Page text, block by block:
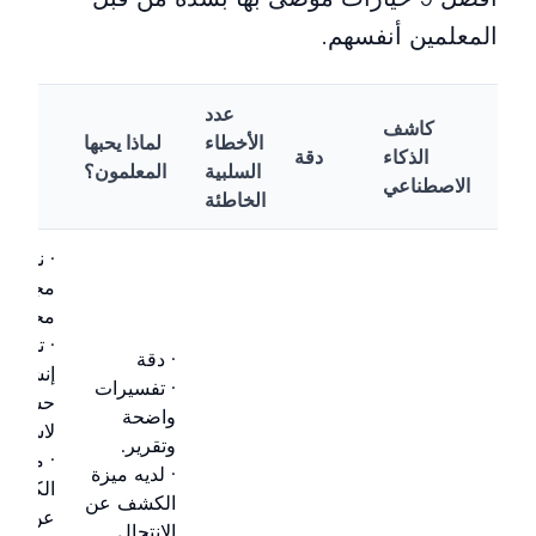
المعلمين أنفسهم.
كاشف
الذكاء
الاصطناعي
دقة
عدد
الأخطاء
السلبية
الخاطئة
لماذا يحبها
المعلمون؟
· دقة
· تفسيرات
واضحة
وتقرير.
· لديه ميزة
الكشف عن
· نسخة
مجانية
·
إنشاء
حساب
· ميزة
عن